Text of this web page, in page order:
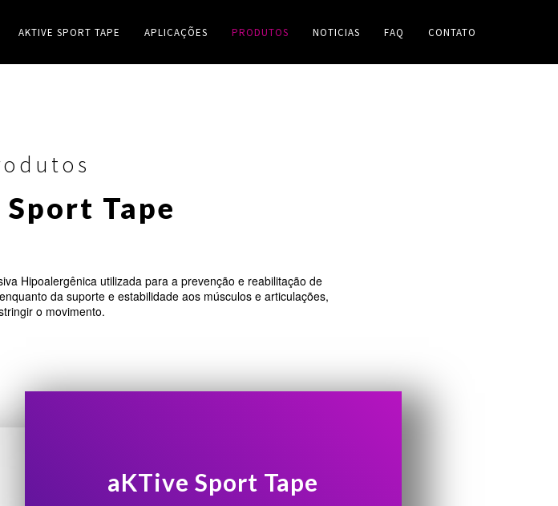
AKTIVE SPORT TAPE APLICAÇÕES PRODUTOS NOTICIAS FAQ CONTATO
Tape
Hipoalergênica utilizada para a prevenção e reabilitação de
da suporte e estabilidade aos músculos e articulações,
o movimento.
aKTive Sport Tape